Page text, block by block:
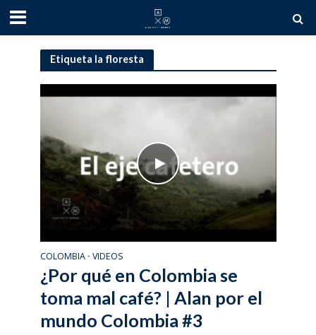
Etiqueta la floresta
COLOMBIA • VIDEOS
¿Por qué en Colombia se
toma mal café? | Alan por el
mundo Colombia #3